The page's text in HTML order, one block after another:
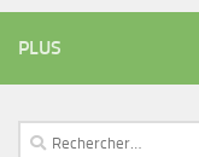
PLUS
Rechercher :